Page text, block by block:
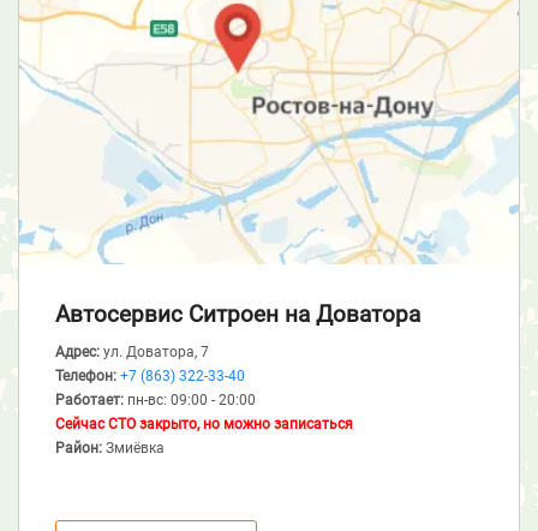
Автосервис Ситроен на Доватора
Адрес: ул. Доватора, 7
Телефон: +7 (863) 322-33-40
Работает: пн-вс: 09:00 - 20:00
Сейчас СТО закрыто, но можно записаться
Район: Змиёвка